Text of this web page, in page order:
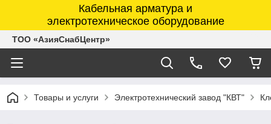
Кабельная арматура и
электротехническое оборудование
ТОО «АзияСнабЦентр»
Товары и услуги Электротехнический завод "КВТ"